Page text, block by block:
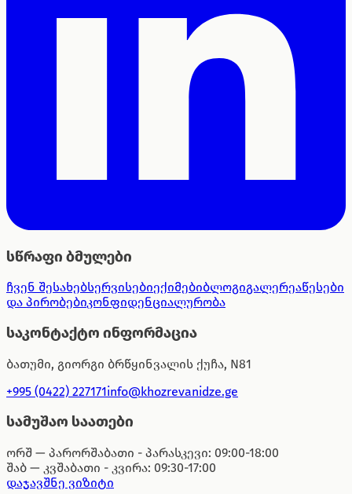
სწრაფი ბმულები
ჩვენ შესახებსერვისებიექიმებიბლოგიგალერეაწესები
და პირობებიკონფიდენციალურობა
საკონტაქტო ინფორმაცია
ბათუმი, გიორგი ბრწყინვალის ქუჩა, N81
+995 (0422) 227171info@khozrevanidze.ge
სამუშაო საათები
ორშ — პარორშაბათი - პარასკევი: 09:00-18:00
შაბ — კვშაბათი - კვირა: 09:30-17:00
დაჯავშნე ვიზიტი